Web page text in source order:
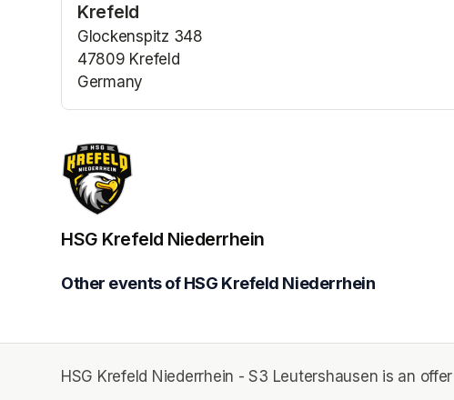
Krefeld
Glockenspitz 348
47809 Krefeld
Germany
(opens in a new tab)
HSG Krefeld Niederrhein
Other events of HSG Krefeld Niederrhein
HSG Krefeld Niederrhein - S3 Leutershausen is an